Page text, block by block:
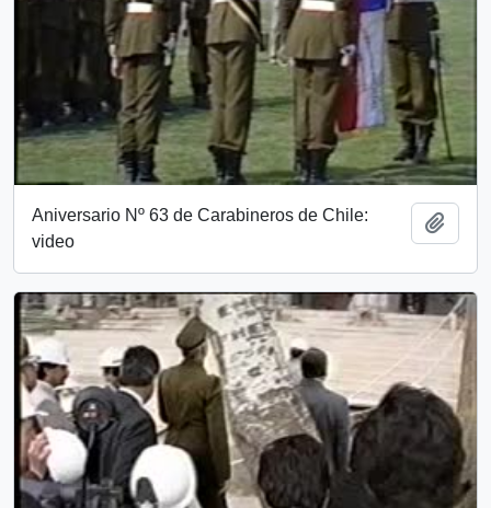
Aniversario Nº 63 de Carabineros de Chile:
video